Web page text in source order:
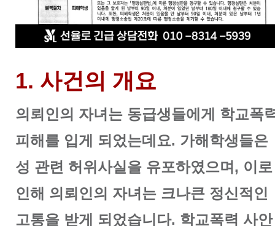
1. 사건의 개요
의뢰인의 자녀는 동급생들에게 학교폭
피해를 입게 되었는데요. 가해학생들은
성 관련 허위사실을 유포하였으며, 이로
인해 의뢰인의 자녀는 크나큰 정신적인
고통을 받게 되었습니다. 학교폭력 사안